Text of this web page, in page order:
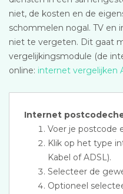
niet, de kosten en de
schommelen nogal. TV en
niet te vergeten. Dit gaat
vergelijkingsmodule (de
online: internet vergelijken
Internet
Voer je postcode
Klik op het type
Kabel of ADSL).
Selecteer de
Optioneel